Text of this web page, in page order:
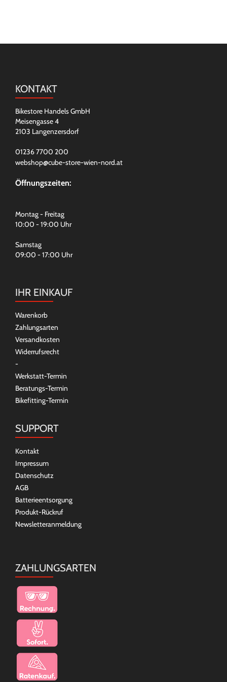
KONTAKT
Bikestore Handels GmbH
Meisengasse 4
2103 Langenzersdorf
01236 7700 200
webshop@cube-store-wien-nord.at
Öffnungszeiten:
Montag - Freitag
10:00 - 19:00 Uhr
Samstag
09:00 - 17:00 Uhr
IHR EINKAUF
Warenkorb
Zahlungsarten
Versandkosten
Widerrufsrecht
-
Werkstatt-Termin
Beratungs-Termin
Bikefitting-Termin
SUPPORT
Kontakt
Impressum
Datenschutz
AGB
Batterieentsorgung
Produkt-Rückruf
Newsletteranmeldung
ZAHLUNGSARTEN